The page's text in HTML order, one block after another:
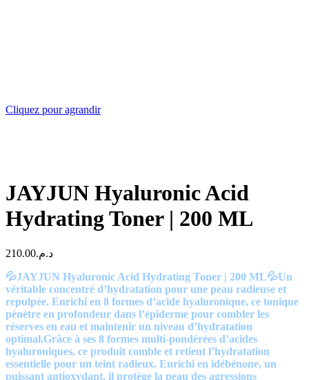
Cliquez pour agrandir
JAYJUN Hyaluronic Acid
Hydrating Toner | 200 ML
د.م.210.00
💦JAYJUN Hyaluronic Acid Hydrating Toner | 200 ML💦Un
véritable concentré d’hydratation pour une peau radieuse et
repulpée. Enrichi en 8 formes d’acide hyaluronique, ce tonique
pénètre en profondeur dans l’épiderme pour combler les
réserves en eau et maintenir un niveau d’hydratation
optimal.Grâce à ses 8 formes multi-pondérées d’acides
hyaluroniques, ce produit comble et retient l’hydratation
essentielle pour un teint radieux. Enrichi en idébénone, un
puissant antioxydant, il protège la peau des agressions